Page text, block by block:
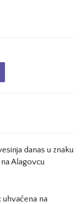
danas u znaku
Alagovcu
na